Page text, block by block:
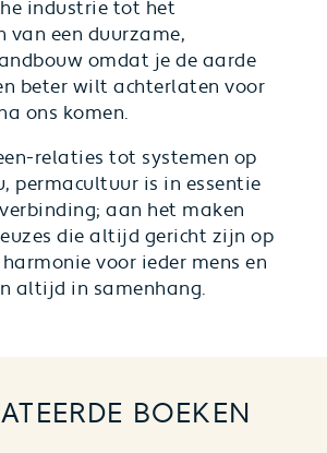
industrie tot het
van een duurzame,
omdat je de aarde
beter wilt achterlaten voor
ons komen.
relaties tot systemen op
permacultuur is in essentie
aan het maken
die altijd gericht zijn op
voor ieder mens en
altijd in samenhang.
BOEKEN